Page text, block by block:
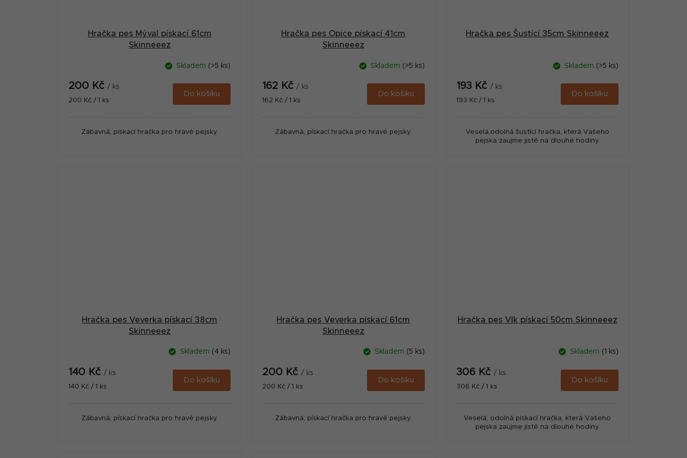
Hračka pes Mýval pískací 61cm
Skinneeez
Skladem (>5 ks)
200 Kč / ks
Měrná
200 Kč / 1 ks
Do košíku
Zábavná, pískací hračka pro hravé pejsky.
Hračka pes Opice pískací 41cm
Skinneeez
Skladem (>5 ks)
162 Kč/ ks
Měrná
162 Kč / 1 ks
Do košíku
Zábavná, pískací hračka pro hravé pejsky.
Hračka pes Šustící 35cm Skinneeez
Skladem (>5 ks)
193 Kč / ks
Měrná
193 Kč / 1 ks
Do košíku
Veselá,odolná šustící hračka, která Vašeho
pejska zaujme jistě na dlouhé hodiny.
Hračka pes Veverka pískací 38cm
Skinneeez
Skladem (4 ks)
140 Kč / ks
Měrná
140 Kč / 1 ks
Do košíku
Zábavná, pískací hračka pro hravé pejsky.
Hračka pes Veverka pískací 61cm
Skinneeez
Skladem (5 ks)
200 Kč / ks
Měrná
200 Kč / 1 ks
Do košíku
Zábavná, pískací hračka pro hravé pejsky.
Hračka pes Vlk pískací 50cm Skinneeez
Skladem (1 ks)
306 Kč / ks
Měrná
306 Kč / 1 ks
Do košíku
Veselá, odolná pískací hračka, která Vašeho
pejska zaujme jistě na dlouhé hodiny.